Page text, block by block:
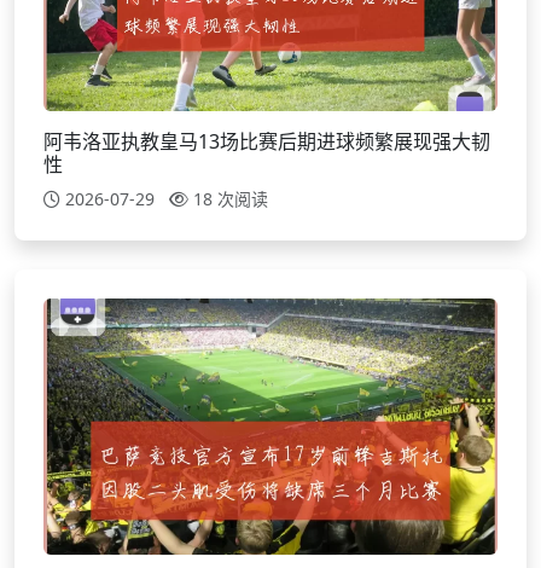
阿韦洛亚执教皇马13场比赛后期进球频繁展现强大韧
性
2026-07-29 18 次阅读